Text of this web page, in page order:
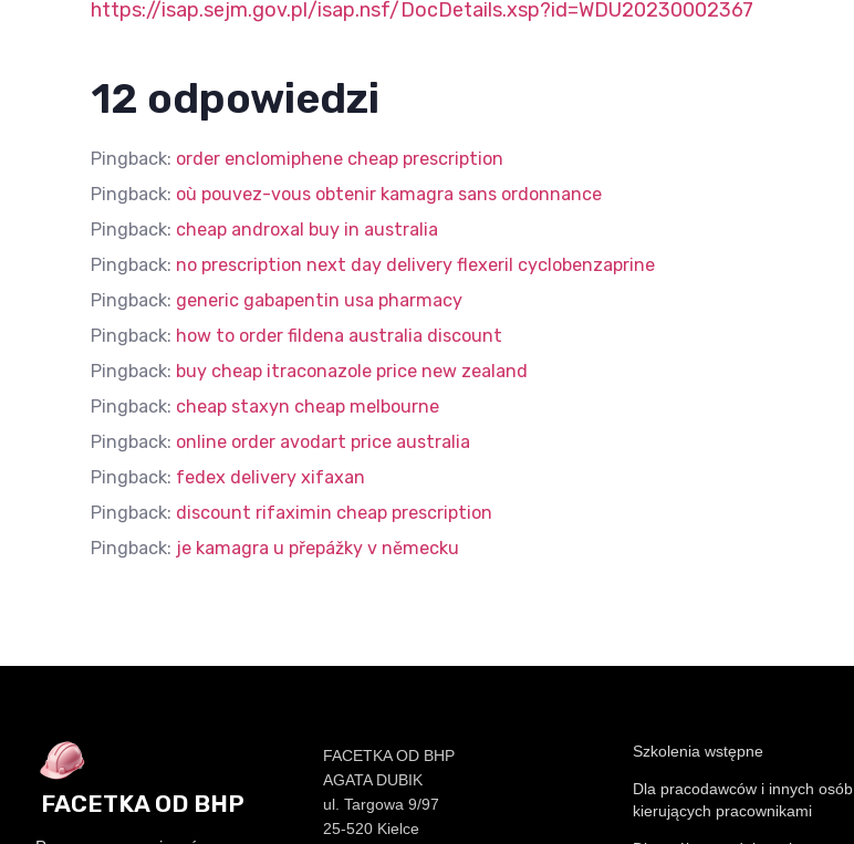
https://isap.sejm.gov.pl/isap.nsf/DocDetails.xsp?id=WDU20230002367
12 odpowiedzi
Pingback: order enclomiphene cheap prescription
Pingback: où pouvez-vous obtenir kamagra sans ordonnance
Pingback: cheap androxal buy in australia
Pingback: no prescription next day delivery flexeril cyclobenzaprine
Pingback: generic gabapentin usa pharmacy
Pingback: how to order fildena australia discount
Pingback: buy cheap itraconazole price new zealand
Pingback: cheap staxyn cheap melbourne
Pingback: online order avodart price australia
Pingback: fedex delivery xifaxan
Pingback: discount rifaximin cheap prescription
Pingback: je kamagra u přepážky v německu
FACETKA OD BHP
FACETKA OD BHP
AGATA DUBIK
ul. Targowa 9/97
25-520 Kielce
Szkolenia wstępne
Dla pracodawców i innych osób
kierujących pracownikami